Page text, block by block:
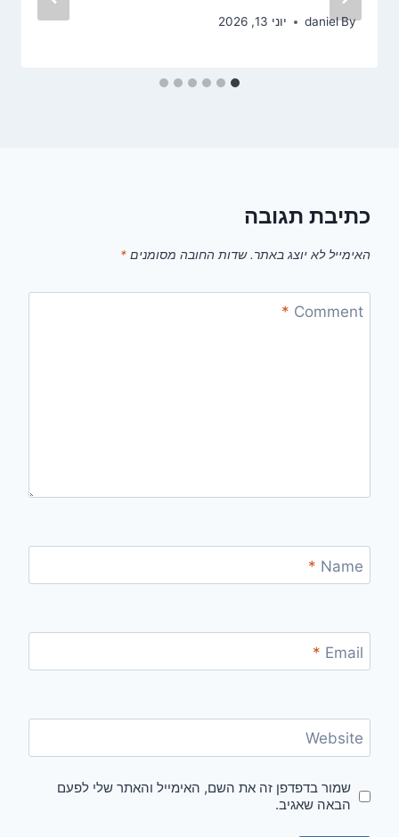
By
daniel יוני 13, 2026
כתיבת תגובה
האימייל לא יוצג באתר. שדות החובה מסומנים *
Comment
*
Name
*
Email
*
Website
שמור בדפדפן זה את השם, האימייל והאתר שלי לפעם
הבאה שאגיב.